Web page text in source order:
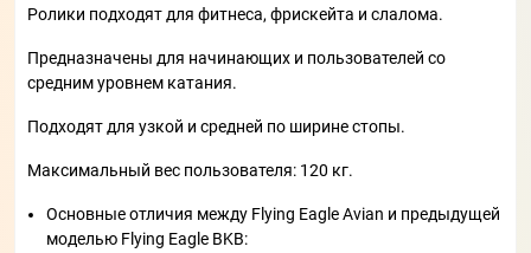
Ролики подходят для фитнеса, фрискейта и слалома.
Предназначены для начинающих и пользователей со
средним уровнем катания.
Подходят для узкой и средней по ширине стопы.
Максимальный вес пользователя: 120 кг.
Основные отличия между Flying Eagle Avian и предыдущей
моделью Flying Eagle BKB: